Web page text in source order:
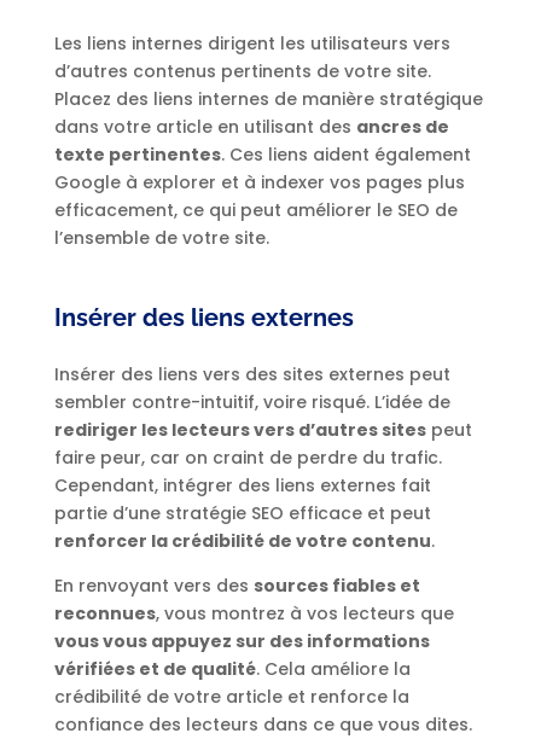
Les liens internes dirigent les utilisateurs vers
d’autres contenus pertinents de votre site.
Placez des liens internes de manière stratégique
dans votre article en utilisant des ancres de
texte pertinentes. Ces liens aident également
Google à explorer et à indexer vos pages plus
efficacement, ce qui peut améliorer le SEO de
l’ensemble de votre site.
Insérer des liens externes
Insérer des liens vers des sites externes peut
sembler contre-intuitif, voire risqué. L’idée de
rediriger les lecteurs vers d’autres sitespeut
faire peur, car on craint de perdre du trafic.
Cependant, intégrer des liens externes fait
partie d’une stratégie SEO efficace et peut
renforcer la crédibilité de votre contenu.
En renvoyant vers des sources fiables et
reconnues, vous montrez à vos lecteurs que
vous vous appuyez sur des informations
vérifiées et de qualité. Cela améliore la
crédibilité de votre article et renforce la
confiance des lecteurs dans ce que vous dites.